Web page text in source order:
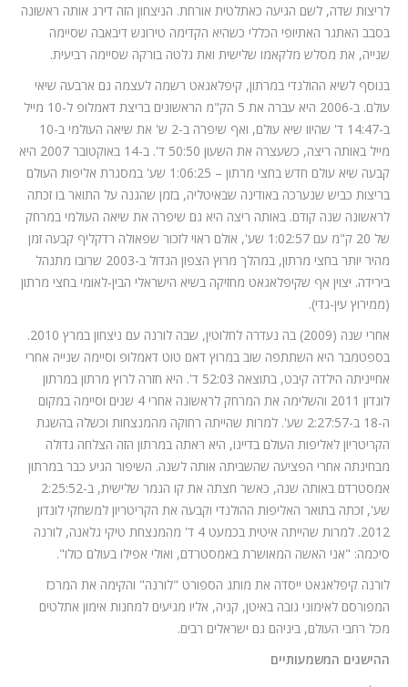
לריצות שדה, לשם הגיעה כאתלטית אורחת. הניצחון הזה דירג אותה ראשונה
בסבב האתגר האתיופי הכללי כשהיא הקדימה טירונש דיבאבה שסיימה
שנייה, את מסלש מלקאמו שלישית ואת גלטה בורקה שסיימה רביעית.
בנוסף לשיא ההולנדי במרתון, קיפלאגאט רשמה לעצמה גם ארבעה שיאי
עולם. ב-2006 היא עברה את 5 הק"מ הראשונים בריצת דאמלופ ל-10 מייל
ב-14:47 ד' שהיוו שיא עולם, ואף שיפרה ב-2 ש' את שיאה העולמי ב-10
מייל באותה ריצה, כשעצרה את השעון 50:50 ד'. ב-14 באוקטובר 2007 היא
קבעה שיא עולם חדש בחצי מרתון – 1:06:25 שע' במסגרת אליפות העולם
בריצות כביש שנערכה באודינה שבאיטליה, בזמן שהגנה על התואר בו זכתה
לראשונה שנה קודם. באותה ריצה היא גם שיפרה את שיאה העולמי במרחק
של 20 ק"מ עם 1:02:57 שע', אולם ראוי לזכור שפאולה רדקליף קבעה זמן
מהיר יותר בחצי מרתון, במהלך מרוץ הצפון הגדול ב-2003 שרובו מתנהל
בירידה. יצוין אף שקיפלאגאט מחזיקה בשיא הישראלי הבין-לאומי בחצי מרתון
(ממירוץ עין-גדי).
אחרי שנה (2009) בה נעדרה לחלוטין, שבה לורנה עם ניצחון במרץ 2010.
בספטמבר היא השתתפה שוב במרוץ דאם טוט דאמלופ וסיימה שנייה אחרי
אחייניתה הילדה קיבט, בתוצאה 52:03 ד'. היא חזרה לרוץ מרתון במרתון
לונדון 2011 והשלימה את המרחק לראשונה אחרי 4 שנים וסיימה במקום
ה-18 ב-2:27:57 שע'. למרות שהייתה רחוקה מהמנצחות וכשלה בהשגת
הקריטריון לאליפות העולם בדייגו, היא ראתה במרתון הזה הצלחה גדולה
מבחינתה אחרי הפציעה שהשביתה אותה לשנה. השיפור הגיע כבר במרתון
אמסטרדם באותה שנה, כאשר חצתה את קו הגמר שלישית, ב-2:25:52
שע', זכתה בתואר האליפות ההולנדי וקבעה את הקריטריון למשחקי לונדון
2012. למרות שהייתה איטית בכמעט 4 ד' מהמנצחת טיקי גלאנה, לורנה
סיכמה: "אני האשה המאושרת באמסטרדם, ואולי אפילו בעולם כולו".
לורנה קיפלאגאט ייסדה את מותג הספורט "לורנה" והקימה את המרכז
המפורסם לאימוני גובה באיטן, קניה, אליו מגיעים למחנות אימון אתלטים
מכל רחבי העולם, ביניהם גם ישראלים רבים.
ההישגים המשמעותיים